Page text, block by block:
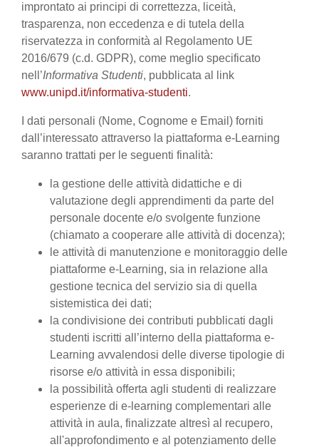
improntato ai principi di correttezza, liceità,
trasparenza, non eccedenza e di tutela della
riservatezza in conformità al Regolamento UE
2016/679 (c.d. GDPR), come meglio specificato
nell’Informativa Studenti, pubblicata al link
www.unipd.it/informativa-studenti.
I dati personali (Nome, Cognome e Email) forniti
dall’interessato attraverso la piattaforma e-Learning
saranno trattati per le seguenti finalità:
la gestione delle attività didattiche e di
valutazione degli apprendimenti da parte del
personale docente e/o svolgente funzione
(chiamato a cooperare alle attività di docenza);
le attività di manutenzione e monitoraggio delle
piattaforme e-Learning, sia in relazione alla
gestione tecnica del servizio sia di quella
sistemistica dei dati;
la condivisione dei contributi pubblicati dagli
studenti iscritti all’interno della piattaforma e-
Learning avvalendosi delle diverse tipologie di
risorse e/o attività in essa disponibili;
la possibilità offerta agli studenti di realizzare
esperienze di e-learning complementari alle
attività in aula, finalizzate altresì al recupero,
all'approfondimento e al potenziamento delle